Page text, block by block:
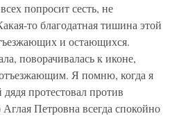
попросит сесть, не
то благодатная тишина этой
и остающихся.
поворачивалась к иконе,
отъезжающим. Я помню, когда я
протестовал против
Петровна всегда спокойно